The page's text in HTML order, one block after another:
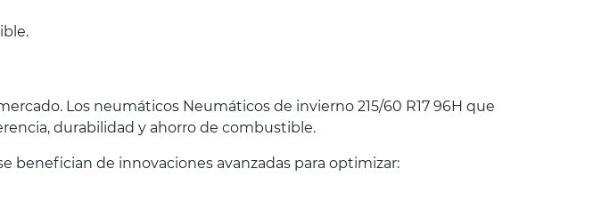
Los neumáticos Neumáticos de invierno 215/60 R17 96H que
durabilidad y ahorro de combustible.
benefician de innovaciones avanzadas para optimizar: